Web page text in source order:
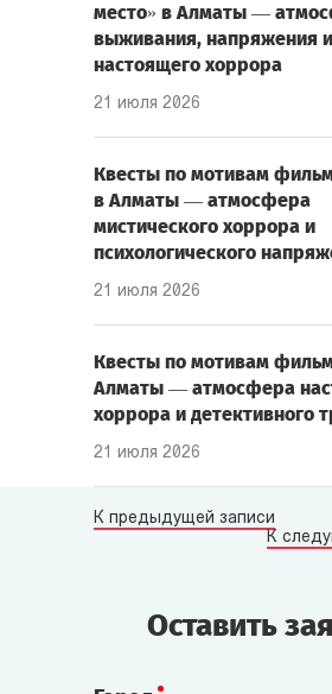
место» в Алматы —
выживания, напряжения и
настоящего хоррора
21 июля 2026
Квесты по мотивам
в Алматы — атмосфера
мистического хоррора и
психологического
21 июля 2026
Квесты по мотивам
Алматы — атмосфера
хоррора и детективного
21 июля 2026
К предыдущей записи
К
Оставить